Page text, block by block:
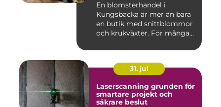
En blomsterhandel i
Kungsbacka är mer än bara
en butik med snittblommor
och krukväxter. För många
31. jul
Laserscanning grunden för
smartare projekt och
säkrare beslut